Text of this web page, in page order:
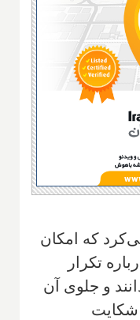
که امکان
تکرار
و جلوی آن
شکایت